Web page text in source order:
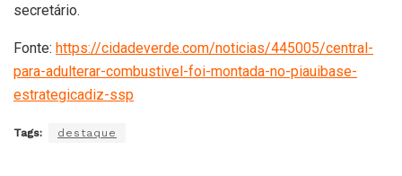
secretário.
Fonte: https://cidadeverde.com/noticias/445005/central-
para-adulterar-combustivel-foi-montada-no-piauibase-
estrategicadiz-ssp
Tags: destaque